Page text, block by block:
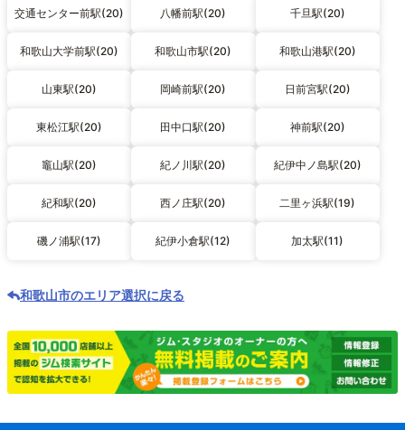
交通センター前駅(20) 八幡前駅(20) 千旦駅(20)
和歌山大学前駅(20) 和歌山市駅(20) 和歌山港駅(20)
山東駅(20) 岡崎前駅(20) 日前宮駅(20)
東松江駅(20) 田中口駅(20) 神前駅(20)
竈山駅(20) 紀ノ川駅(20) 紀伊中ノ島駅(20)
紀和駅(20) 西ノ庄駅(20) 二里ヶ浜駅(19)
磯ノ浦駅(17) 紀伊小倉駅(12) 加太駅(11)
和歌山市のエリア選択に戻る